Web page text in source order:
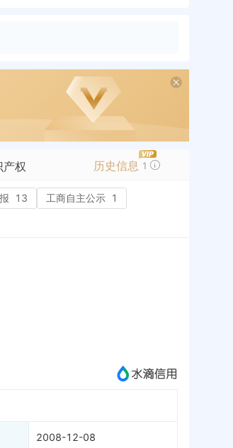
产权 历史信息 1
成为vip查看
13 工商自主公示 1
2008-12-08